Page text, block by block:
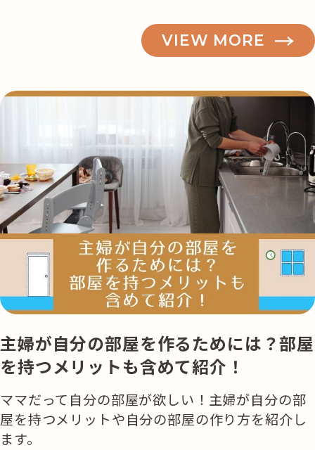
VIEW MORE
主婦が自分の部屋を作るためには？部屋
を持つメリットも含めて紹介！
ママだって自分の部屋が欲しい！主婦が自分の部
屋を持つメリットや自分の部屋の作り方を紹介し
ます。